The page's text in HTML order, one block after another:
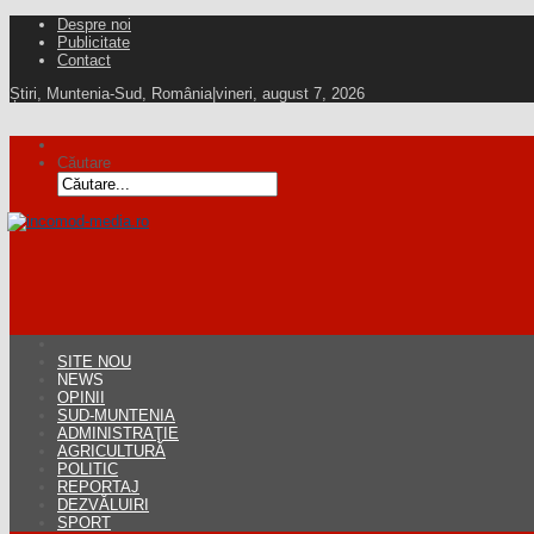
Despre noi
Publicitate
Contact
Știri, Muntenia-Sud, România|vineri, august 7, 2026
Căutare
SITE NOU
NEWS
OPINII
SUD-MUNTENIA
ADMINISTRAŢIE
AGRICULTURĂ
POLITIC
REPORTAJ
DEZVĂLUIRI
SPORT